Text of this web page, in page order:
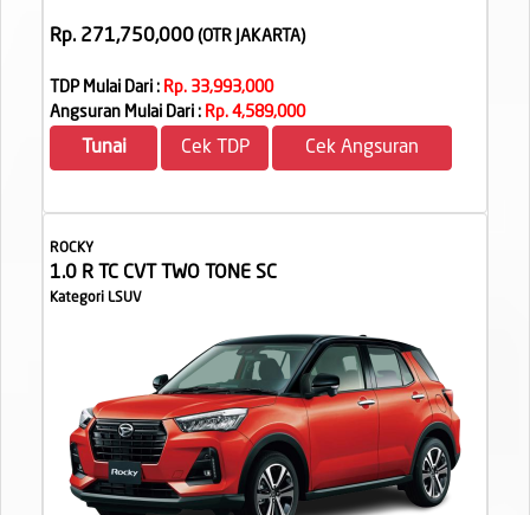
Rp. 271,750,000 (OTR JAKARTA)
TDP Mulai Dari : Rp. 33,993,000
Angsuran Mulai Dari : Rp. 4,589,000
Tunai Cek TDP Cek Angsuran
ROCKY
1.0 R TC CVT TWO TONE SC
Kategori LSUV